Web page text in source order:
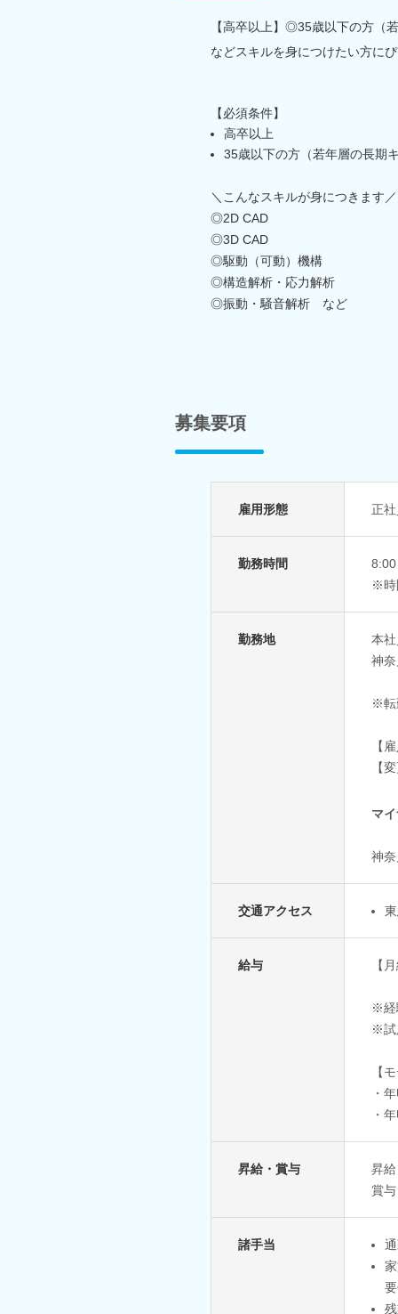
【高卒以上】◎35歳以下の方
などスキルを身につけたい方に
【必須条件】
高卒以上
35歳以下の方（若年層の長期
＼こんなスキルが身につきます／
◎2D CAD
◎3D CAD
◎駆動（可動）機構
◎構造解析・応力解析
◎振動・騒音解析 など
募集要項
雇用形態 正
勤務時間
※時
勤務地
本
神
※転
【
【
マ
神
交通アクセス
給与 【
※経
※試
【
・
・
昇給・賞与
昇
賞
諸手当